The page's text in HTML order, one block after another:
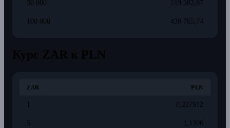
50 000 219 382,87
100 000 438 765,74
ZAR PLN
0,227912
5 1,1396